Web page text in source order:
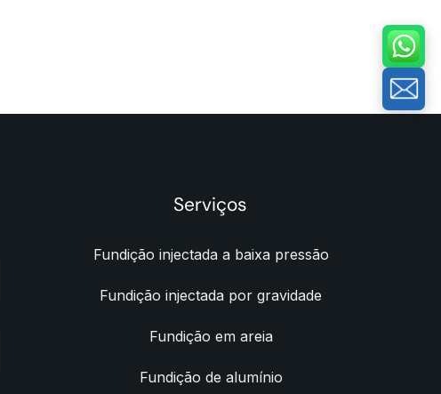
Serviços
Fundição injectada a baixa pressão
Fundição injectada por gravidade
Fundição em areia
Fundição de alumínio